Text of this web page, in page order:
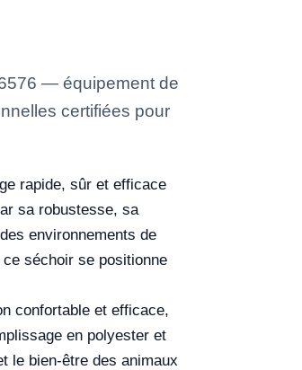
— équipement de
certifiées pour
rapide, sûr et efficace
sa robustesse, sa
environnements de
séchoir se positionne
confortable et efficace,
en polyester et
le bien-être des animaux